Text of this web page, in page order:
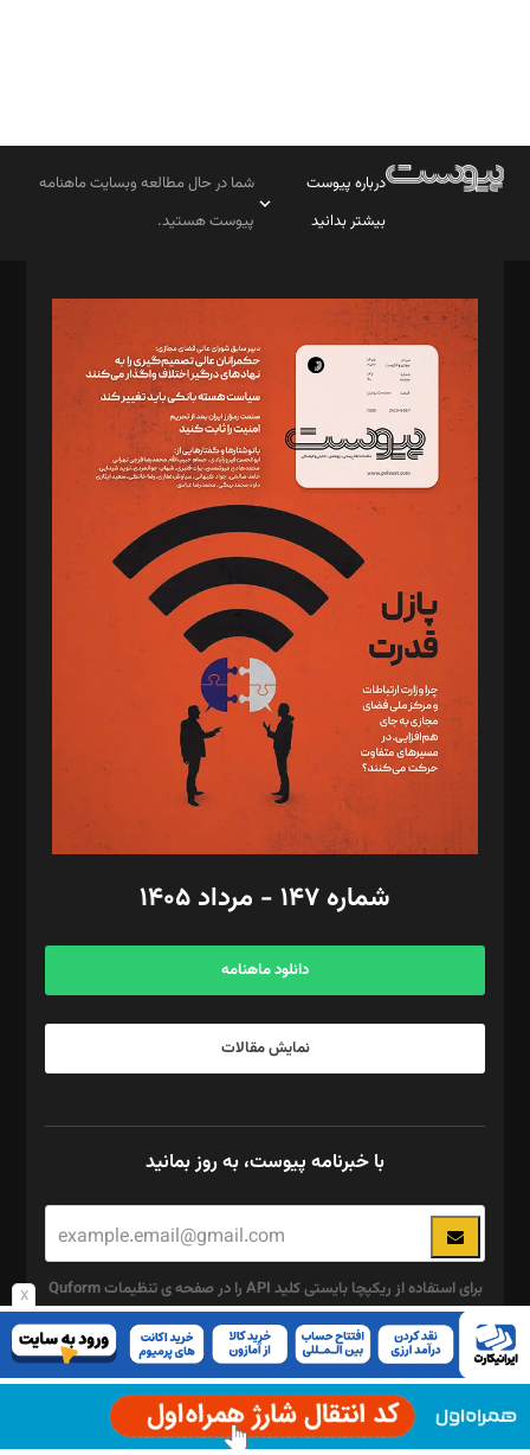
x
درباره پیوست
بیشتر بدانید
شما در حال مطالعه وبسایت ماهنامه
پیوست هستید.
مدیر مسئول: محمدباقر اثنی‌عشری
سردبیر: مهرک محمودی
دبیر تحریریه: میثم قاسمی
د‌بیر ناداستان: سمانه سمیع
د‌بیر خدمت و تجارت: ابوالفضل رجبی
د‌بیر حقوق فناوری: حسام‌الدین ایپکچی
د‌بیر پیوست جهان: مینا پاکدل
د‌بیر تحریریه آنلاین: بابک نقاش
تحریریه‌: مجتبی محمود‌ی، آرش برهمند، یسنا امان‌پور، سروش کرمیان،
مصطفی مسجدی آرانی، ابوالفضل رجبی، زهرا فکرانه، فائزه فتحی
رستمی،مصطفی باستان
ویرایش: نگار استاد‌‌آقا
طراح یونیفرم: مجید توکلی
فیلمبرداری و عکاسی: امیر شفیعی، مانی لطفی زاده
گرافیک و صفحه‌آرایی: سید‌سبحان‌علی ثابت
مد‌یر توسعه تجاری: کامبیز برید‌
امور مالی: شاپور رهبری، محمد‌ کاظمی‌نیا
آگهی و مشترکین: ۰۹۱۹۹۹۹۰۴۵۴
شماره ۱۴۷ - مرداد ۱۴۰۵
دانلود ماهنامه
نمایش مقالات
با خبرنامه پیوست، به روز بمانید
برای استفاده از ریکپچا بایستی کلید API را در صفحه ی تنظیمات Quform
وارد کنید.
این
قسمت
چند رسانه ای